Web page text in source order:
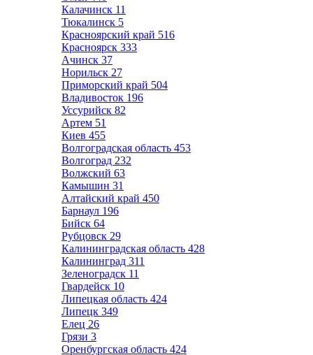
Калачинск 11
Тюкалинск 5
Красноярский край 516
Красноярск 333
Ачинск 37
Норильск 27
Приморский край 504
Владивосток 196
Уссурийск 82
Артем 51
Киев 455
Волгоградская область 453
Волгоград 232
Волжский 63
Камышин 31
Алтайский край 450
Барнаул 196
Бийск 64
Рубцовск 29
Калининградская область 428
Калининград 311
Зеленоградск 11
Гвардейск 10
Липецкая область 424
Липецк 349
Елец 26
Грязи 3
Оренбургская область 424